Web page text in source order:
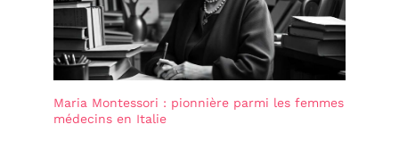
Maria Montessori : pionnière parmi les femmes
médecins en Italie